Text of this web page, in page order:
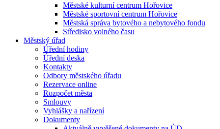
Městské kulturní centrum Hořovice
Městské sportovní centrum Hořovice
Městská správa bytového a nebytového fondu
Středisko volného času
Městský úřad
Úřední hodiny
Úřední deska
Kontakty
Odbory městského úřadu
Rezervace online
Rozpočet města
Smlouvy
Vyhlášky a nařízení
Dokumenty